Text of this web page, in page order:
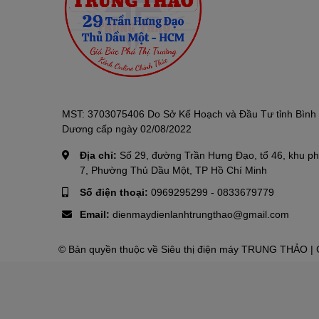
MST: 3703075406 Do Sở Kế Hoạch và Đầu Tư tỉnh Bình
Dương cấp ngày 02/08/2022
Địa chỉ: Số 29, đường Trần Hưng Đạo, tổ 46, khu
7, Phường Thủ Dầu Một, TP Hồ Chí Minh
Số điện thoại: 0969295299 - 0833679779
Email: dienmaydienlanhtrungthao@gmail.com
© Bản quyền thuộc về Siêu thị điện máy TRUNG THẢO |